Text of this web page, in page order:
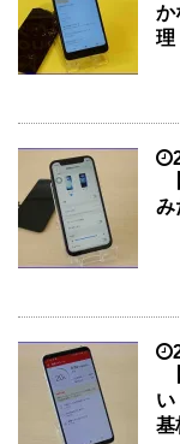
か
理
み
い
基